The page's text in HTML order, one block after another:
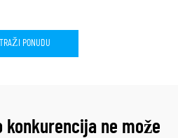
PONUDU
konkurencija ne može